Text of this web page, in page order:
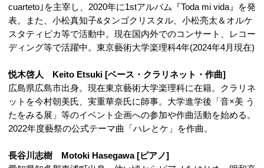
cuarteto｣を主宰し、2020年に1stアルバム『Toda mi vida』を発
表。また、小松真知子&タンゴクリスタル、小松亮太＆オルケ
スタティピカ等で活動中。現在国内外でのコンサート、レコー
ディング等で活躍中。東京藝術大学楽理科4年(2024年4月現在)
悦木啓人 Keito Etsuki [ベース・クラリネット・作曲]
広島県広島市出身。現在東京藝術大学楽理科に在籍。クラリネ
ットを今村朝美氏、実重華奈氏に師事。大学進学後「音×美 う
たをみる展」等のイベント企画への参加や作曲活動を始める。
2022年度藝祭の公式テーマ曲「ハレとケ」を作曲。
長谷川志樹 Motoki Hasegawa [ピアノ]